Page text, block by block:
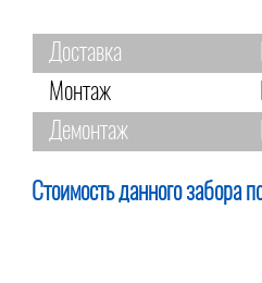
Доставка
Монтаж
Демонтаж
Стоимость данного забора